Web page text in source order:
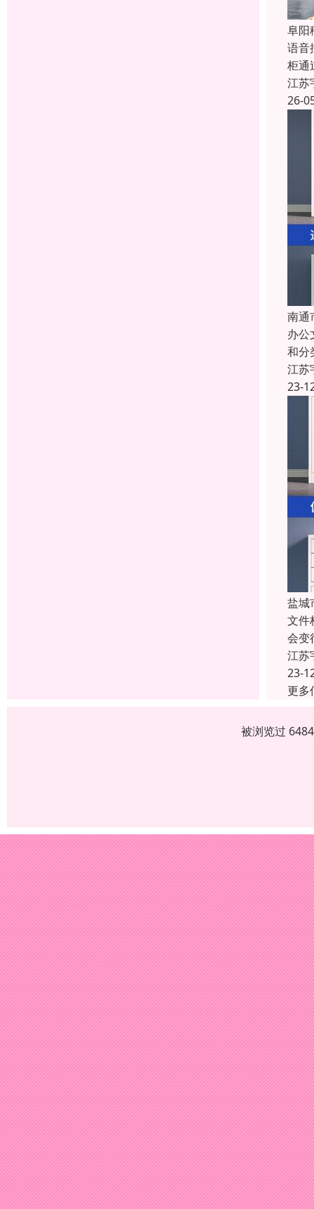
阜阳
语音
柜通
江苏
26-
南通
办公
和分
江苏
23-
盐城
文件
会变
江苏
23-
更多
被浏览过